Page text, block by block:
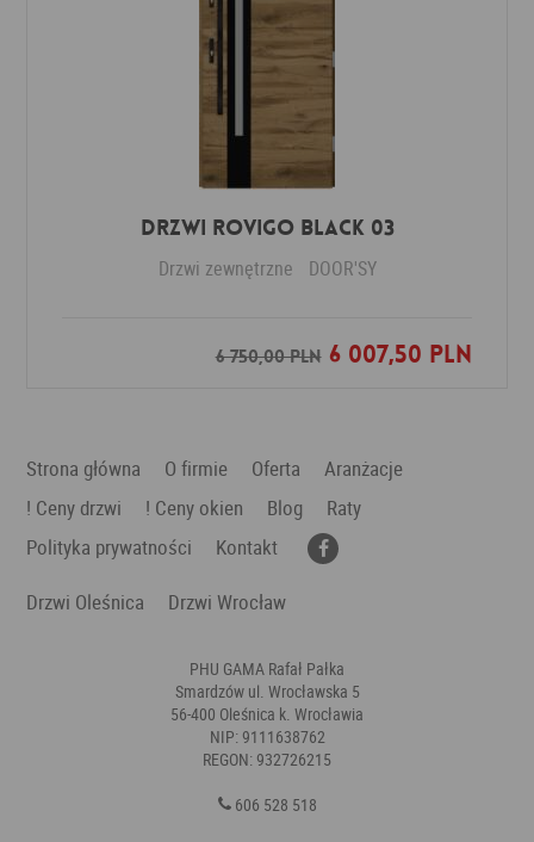
DRZWI ROVIGO BLACK 03
Drzwi zewnętrzne DOOR'SY
6 750,00 PLN6 007,50 PLN
Dodaj do ulubionych
Strona główna O firmie Oferta
Aranżacje
! Ceny drzwi
! Ceny okien Blog
Raty
Polityka prywatności
Kontakt
Drzwi Oleśnica
Drzwi Wrocław
PHU GAMA Rafał Pałka
Smardzów ul. Wrocławska 5
56-400 Oleśnica k. Wrocławia
NIP: 9111638762
REGON: 932726215
606 528 518